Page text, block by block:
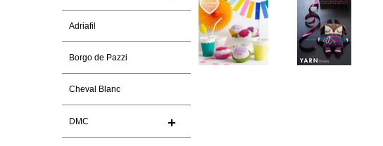
Adriafil
Borgo de Pazzi
Cheval Blanc
DMC